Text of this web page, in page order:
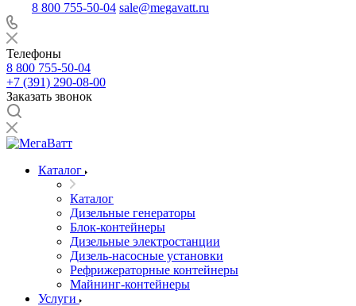
8 800 755-50-04 sale@megavatt.ru
Телефоны
8 800 755-50-04
+7 (391) 290-08-00
Заказать звонок
Каталог
Каталог
Дизельные генераторы
Блок-контейнеры
Дизельные электростанции
Дизель-насосные установки
Рефрижераторные контейнеры
Майнинг-контейнеры
Услуги